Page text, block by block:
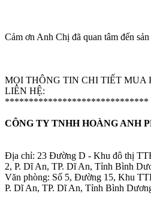
Cảm ơn Anh Chị đã quan tâm đến sản
MỌI THÔNG TIN CHI TIẾT
LIÊN HỆ:
******************************
CÔNG TY TNHH HOÀNG ANH
Địa chỉ: 23 Đường D - Khu đô thị
2, P. Dĩ An, TP. Dĩ An, Tỉnh Bình
Văn phòng: Số 5, Đường 15, Khu
P. Dĩ An, TP. Dĩ An, Tỉnh Bình